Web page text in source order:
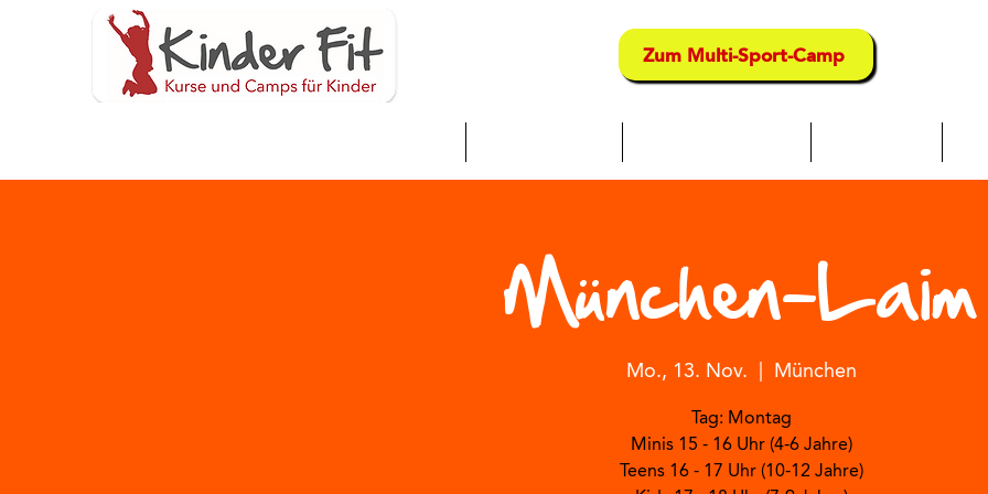
Zum Multi-Sport-Camp
München-Laim
Mo., 13. Nov. München
Tag: Montag
Minis 15 - 16 Uhr (4-6 Jahre)
Teens 16 - 17 Uhr (10-12 Jahre)